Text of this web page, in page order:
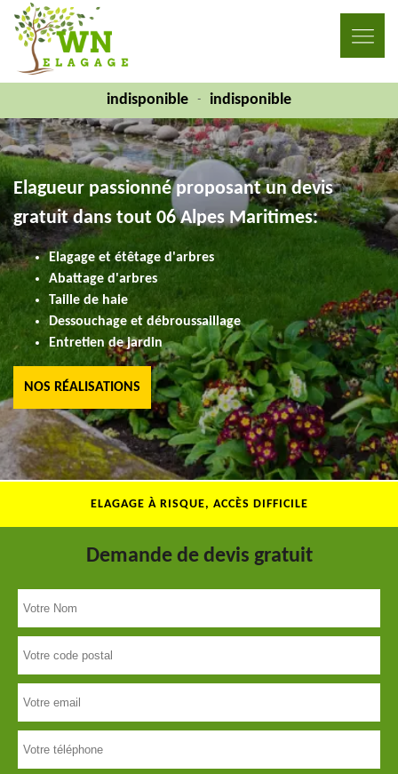
indisponible - indisponible
Elagueur passionné proposant un devis
gratuit dans tout 06 Alpes Maritimes:
Elagage et étêtage d'arbres
Abattage d'arbres
Taille de haie
Dessouchage et débroussaillage
Entretien de jardin
NOS RÉALISATIONS
ELAGAGE À RISQUE, ACCÈS DIFFICILE
Demande de devis gratuit